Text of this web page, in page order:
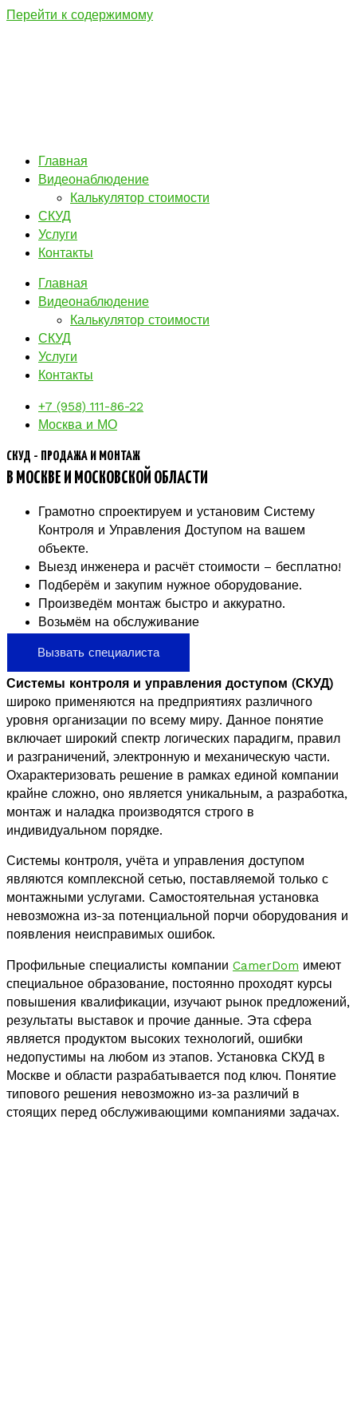
Перейти к содержимому
Главная
Видеонаблюдение
Калькулятор стоимости
СКУД
Услуги
Контакты
Главная
Видеонаблюдение
Калькулятор стоимости
СКУД
Услуги
Контакты
+7 (958) 111-86-22
Москва и МО
СКУД - ПРОДАЖА И МОНТАЖ
В МОСКВЕ И МОСКОВСКОЙ ОБЛАСТИ
Грамотно спроектируем и установим Систему
Контроля и Управления Доступом на вашем
объекте.
Выезд инженера и расчёт стоимости – бесплатно!
Подберём и закупим нужное оборудование.
Произведём монтаж быстро и аккуратно.
Возьмём на обслуживание
Вызвать специалиста
Системы контроля и управления доступом (СКУД)
широко применяются на предприятиях различного
уровня организации по всему миру. Данное понятие
включает широкий спектр логических парадигм, правил
и разграничений, электронную и механическую части.
Охарактеризовать решение в рамках единой компании
крайне сложно, оно является уникальным, а разработка,
монтаж и наладка производятся строго в
индивидуальном порядке.
Системы контроля, учёта и управления доступом
являются комплексной сетью, поставляемой только с
монтажными услугами. Самостоятельная установка
невозможна из-за потенциальной порчи оборудования и
появления неисправимых ошибок.
Профильные специалисты компании CamerDom имеют
специальное образование, постоянно проходят курсы
повышения квалификации, изучают рынок предложений,
результаты выставок и прочие данные. Эта сфера
является продуктом высоких технологий, ошибки
недопустимы на любом из этапов. Установка СКУД в
Москве и области разрабатывается под ключ. Понятие
типового решения невозможно из-за различий в
стоящих перед обслуживающими компаниями задачах.